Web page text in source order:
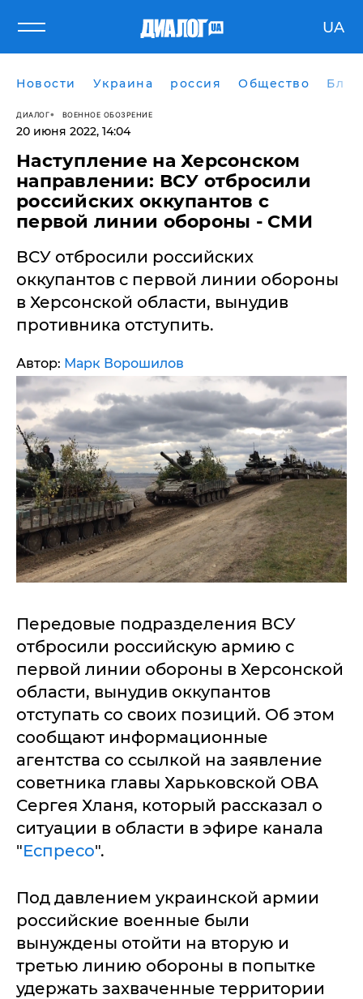
UA
Новости Украина россия Общество
ДИАЛОГ ВОЕННОЕ ОБОЗРЕНИЕ
20 июня 2022, 14:04
Наступление на Херсонском
направлении: ВСУ отбросили
российских оккупантов с
первой линии обороны - СМИ
ВСУ отбросили российских
оккупантов с первой линии обороны
в Херсонской области, вынудив
противника отступить.
Автор: Марк Ворошилов
Передовые подразделения ВСУ
отбросили российскую армию с
первой линии обороны в Херсонской
области, вынудив оккупантов
отступать со своих позиций. Об этом
сообщают информационные
агентства со ссылкой на заявление
советника главы Харьковской ОВА
Сергея Хланя, который рассказал о
ситуации в области в эфире канала
"Еспресо".
Под давлением украинской армии
российские военные были
вынуждены отойти на вторую и
третью линию обороны в попытке
удержать захваченные территории